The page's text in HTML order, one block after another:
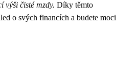
výši čisté mzdy. Díky těmto
o svých financích a budete moci